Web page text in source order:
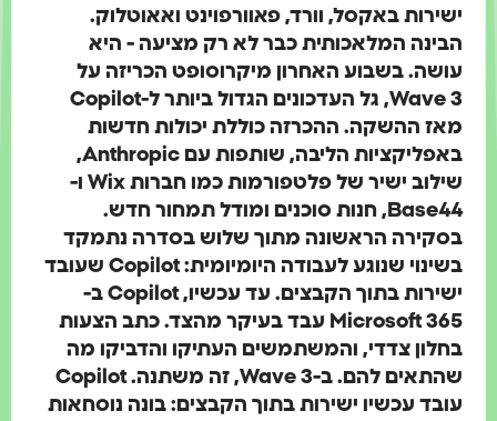
באקסל, וורד, פאוורפוינט ואאוטלוק.
המלאכותית כבר לא רק מציעה - היא
בשבוע האחרון מיקרוסופט הכריזה על
Wave 3, גל העדכונים הגדול ביותר ל-Copilot
ההשקה. ההכרזה כוללת יכולות חדשות
באפליקציות הליבה, שותפות עם Anthropic,
שילוב ישיר של פלטפורמות כמו חברות Wix ו-
Base44, חנות סוכנים ומודל תמחור חדש.
הראשונה מתוך שלוש בסדרה נתמקד
בשינוי שנוגע לעבודה היומיומית: Copilot שעובד
ישירות בתוך הקבצים. עד עכשיו, Copilot ב-
Microsoft 365 עבד בעיקר מהצד. כתב הצעות
צדדי, והמשתמשים העתיקו והדביקו מה
שהתאים להם. ב-Wave 3, זה משתנה. Copilot
עכשיו ישירות בתוך הקבצים: בונה נוסחאות